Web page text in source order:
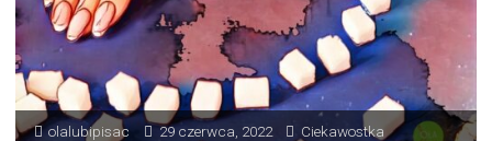
olalubipisac 29 czerwca, 2022 Ciekawostka